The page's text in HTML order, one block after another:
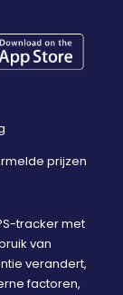
prijzen
tracker met
van
verandert,
factoren,